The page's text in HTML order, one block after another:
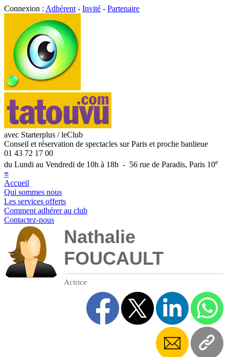
Connexion : Adhérent - Invité - Partenaire
avec Starterplus / leClub
Conseil et réservation de spectacles sur Paris et proche banlieue
01 43 72 17 00
du Lundi au Vendredi de 10h à 18h - 56 rue de Paradis, Paris 10e
≡
Accueil
Qui sommes nous
Les services offerts
Comment adhérer au club
Contactez-nous
Nathalie
FOUCAULT
Actrice